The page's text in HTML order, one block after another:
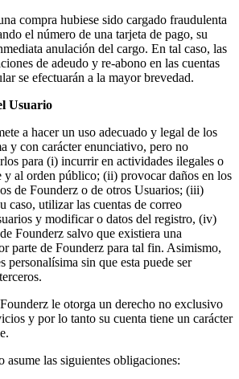
compra hubiese sido cargado fraudulenta
el número de una tarjeta de pago, su
anulación del cargo. En tal caso, las
de adeudo y re-abono en las cuentas
se efectuarán a la mayor brevedad.
Usuario
a hacer un uso adecuado y legal de los
y con carácter enunciativo, pero no
para (i) incurrir en actividades ilegales o
y al orden público; (ii) provocar daños en los
de Founderz o de otros Usuarios; (iii)
caso, utilizar las cuentas de correo
y modificar o datos del registro, (iv)
Founderz salvo que existiera una
parte de Founderz para tal fin. Asimismo,
personalísima sin que esta puede ser
le otorga un derecho no exclusivo
y por lo tanto su cuenta tiene un carácter
asume las siguientes obligaciones: